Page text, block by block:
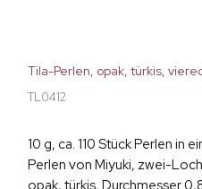
Tila-Perlen, opak, türkis,
TL0412
10 g, ca. 110 Stück Perlen in
Perlen von Miyuki, zwei-
opak, türkis, Durchmesser